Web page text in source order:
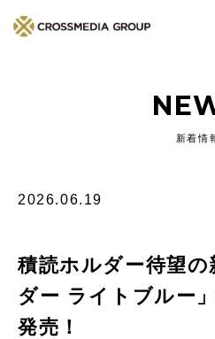
新着情
2026.06.19
積読ホルダー待望
ダー ライトブルー
発売！